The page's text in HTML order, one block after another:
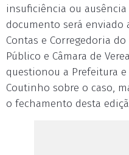
insuficiência ou
documento será enviado
Contas e Corregedoria
Público e Câmara de
questionou a Prefeitura
Coutinho sobre o caso,
o fechamento desta